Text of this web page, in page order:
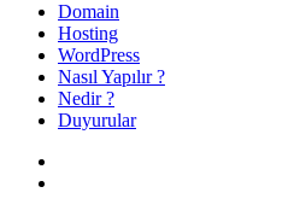
Domain
Hosting
WordPress
Nasıl Yapılır ?
Nedir ?
Duyurular